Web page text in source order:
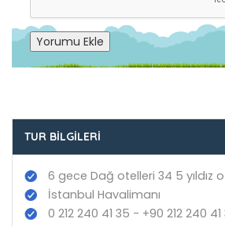
Yorumu Ekle
TUR BILGILERI
6 gece Dağ otelleri 34 5 yıldız
İstanbul Havalimanı
0 212 240 41 35 - +90 212 240 41